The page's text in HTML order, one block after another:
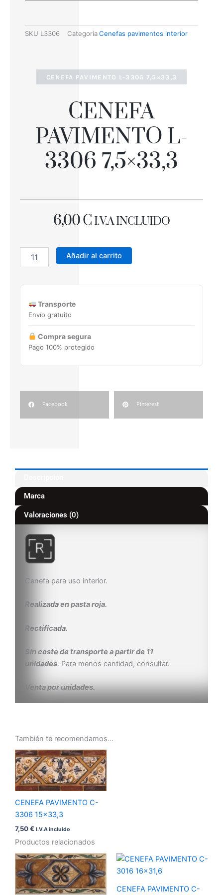
SKU L3306 CategoríaCenefas pavimentos interior
CENEFA PAVIMENTO L-3306 7,5×33,3
CENEFA
PAVIMENTO L-
3306 7,5×33,3
6,00€ I.V.A INCLUIDO
CENEFA
PAVIMENTO
L-
7,5x33,3
Añadir al carrito
Transporte
Envío gratuito
Compra segura
Pago 100% protegido
Facebook Pinterest
Marca
Valoraciones (0)
Cenefa para uso interior.
Realizada en pasta roja.
Rectificada.
Sin coste de transporte a partir de 11
unidades. Para menos cantidad, consultar.
Venta por unidades.
También te recomendamos…
CENEFA PAVIMENTO C-
3306 15×33,3
7,50€ I.V.A incluido
Productos relacionados
CENEFA PAVIMENTO C-